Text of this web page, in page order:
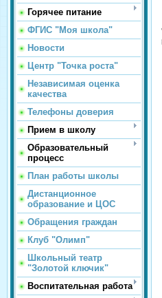
Горячее питание
ФГИС "Моя школа"
Новости
Центр "Точка роста"
Независимая оценка
качества
Телефоны доверия
Прием в школу
Образовательный
процесс
План работы школы
Дистанционное
образование и ЦОС
Обращения граждан
Клуб "Олимп"
Школьный театр
"Золотой ключик"
Воспитательная работа